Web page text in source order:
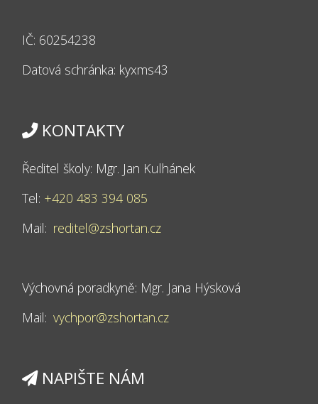
IČ: 60254238
Datová schránka: kyxms43
KONTAKTY
Ředitel školy: Mgr. Jan Kulhánek
Tel: +420 483 394 085
Mail: reditel@zshortan.cz
Výchovná poradkyně: Mgr. Jana Hýsková
Mail: vychpor@zshortan.cz
NAPIŠTE NÁM